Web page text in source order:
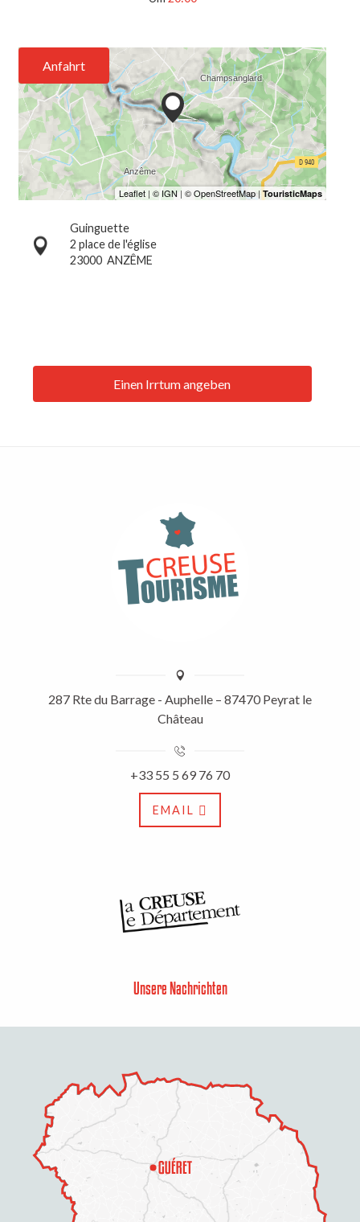
Anfahrt
Guinguette
2 place de l'église
23000 ANZÊME
Einen Irrtum angeben
287 Rte du Barrage - Auphelle – 87470 Peyrat le
Château
+33 55 5 69 76 70
EMAIL
Unsere Nachrichten